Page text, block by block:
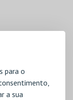
para o
a sua